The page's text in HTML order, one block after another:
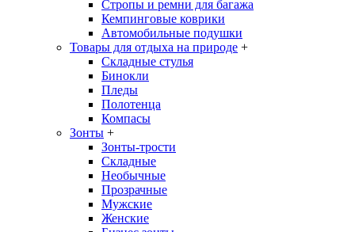
Стропы и ремни для багажа
Кемпинговые коврики
Автомобильные подушки
Товары для отдыха на природе +
Складные стулья
Бинокли
Пледы
Полотенца
Компасы
Зонты +
Зонты-трости
Складные
Необычные
Прозрачные
Мужские
Женские